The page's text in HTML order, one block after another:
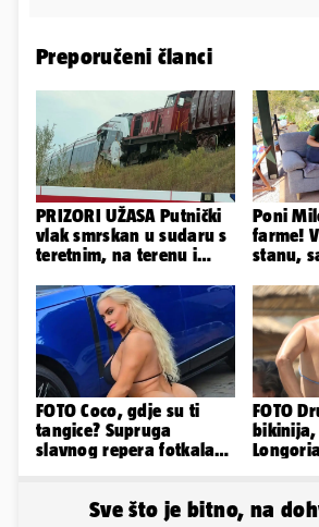
Preporučeni članci
PRIZORI UŽASA Putnički
vlak smrskan u sudaru s
teretnim, na terenu i
Poni
farme!
stanu,
FOTO Coco, gdje su ti
tangice? Supruga
slavnog repera fotkala
FOTO
bikinija,
Sve što je bitno, na